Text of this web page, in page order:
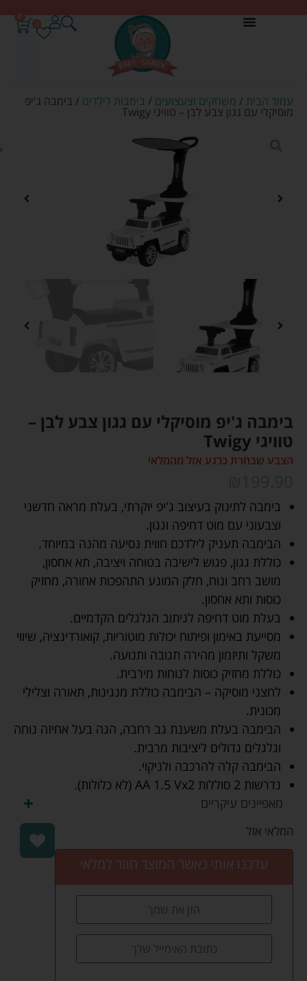
0
עמוד הבית / משחקים וצעצועים / בימבות לילדים / בימבה ג'יפ
מוסיקלי עם גגון צבע לבן – טוויגי Twigy
בימבה ג'יפ מוסיקלי עם גגון צבע לבן –
טוויגי Twigy
הצבע שבחרת כרגע אזל מהמלאי
בימבה לתינוק בעיצוב ג'יפ יוקרתי, בעלת מראה חדשני
וצבעוני עם מוט דחיפה וגגון.
הבימבה תעניק לילדכם חווית נסיעה מהנה במיוחד.
כוללת גגון, פגוש לישיבה בטוחה ויציבה, תא אחסון,
מושב רחב ונוח, חלק המונע התהפכות אחורה, מחזיק
כוסות ותא אחסון.
בעלת מוט דחיפה לניתוב הגלגלים הקדמיים.
מסייעת באימון ופיתוח יכולות מוטוריות, קואורדינציה, שיווי
משקל ותיזמון מהירה תגובה ותנועה.
כוללת מחזיק כוסות לנוחות מירבית.
לחצני מוסיקה – הבימבה כוללת מנגינות, תאורה וצלילי
מכונית.
הבימבה בעלת משענת גב רחבה, הגה בעל אחיזה נוחה
וגלגלים גדולים ליציבות מרבית.
הבימבה קלה להרכבה ולניקוי.
נדרשות 2 סוללות AA 1.5 Vx2 (לא כלולות).
מאפיינים עיקריים
המלאי אזל
עדכנו אותי כאשר המוצר חוזר למלאי